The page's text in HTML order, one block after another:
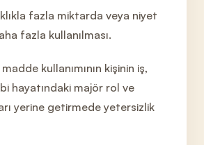
fazla miktarda veya niyet
fazla kullanılması.
kullanımının kişinin iş,
hayatındaki majör rol ve
yerine getirmede yetersizlik